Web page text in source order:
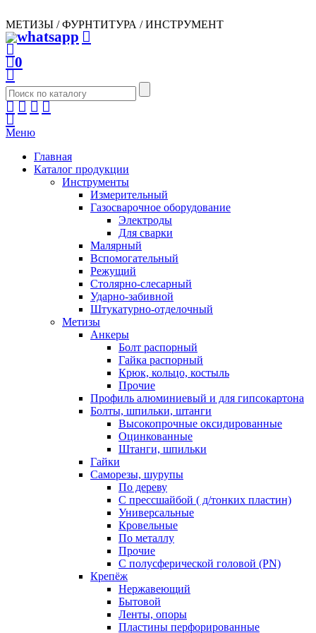
МЕТИЗЫ / ФУРНТИТУРА / ИНСТРУМЕНТ
0
Меню
Главная
Каталог продукции
Инструменты
Измерительный
Газосварочное оборудование
Электроды
Для сварки
Малярный
Вспомогательный
Режущий
Столярно-слесарный
Ударно-забивной
Штукатурно-отделочный
Метизы
Анкеры
Болт распорный
Гайка распорный
Крюк, кольцо, костыль
Прочие
Профиль алюминиевый и для гипсокартона
Болты, шпильки, штанги
Высокопрочные оксидированные
Оцинкованные
Штанги, шпильки
Гайки
Саморезы, шурупы
По дереву
С прессшайбой ( д/тонких пластин)
Универсальные
Кровельные
По металлу
Прочие
С полусферической головой (PN)
Крепёж
Нержавеющий
Бытовой
Ленты, опоры
Пластины перфорированные